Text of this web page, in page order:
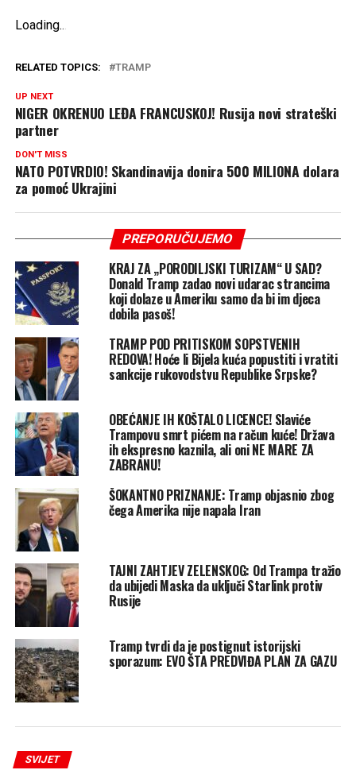
Loading..
RELATED TOPICS: TRAMP
UP NEXT
NIGER OKRENUO LEĐA FRANCUSKOJ! Rusija novi strateški
partner
DON'T MISS
NATO POTVRDIO! Skandinavija donira 500 MILIONA dolara
za pomoć Ukrajini
PREPORUČUJEMO
KRAJ ZA „PORODILJSKI TURIZAM“ U SAD?
Donald Tramp zadao novi udarac strancima
koji dolaze u Ameriku samo da bi im djeca
dobila pasoš!
TRAMP POD PRITISKOM SOPSTVENIH
REDOVA! Hoće li Bijela kuća popustiti i vratiti
sankcije rukovodstvu Republike Srpske?
OBEĆANJE IH KOŠTALO LICENCE! Slaviće
Trampovu smrt pićem na račun kuće! Država
ih ekspresno kaznila, ali oni NE MARE ZA
ZABRANU!
ŠOKANTNO PRIZNANJE: Tramp objasnio zbog
čega Amerika nije napala Iran
TAJNI ZAHTJEV ZELENSKOG: Od Trampa tražio
da ubijedi Maska da uključi Starlink protiv
Rusije
Tramp tvrdi da je postignut istorijski
sporazum: EVO ŠTA PREDVIĐA PLAN ZA GAZU
SVIJET